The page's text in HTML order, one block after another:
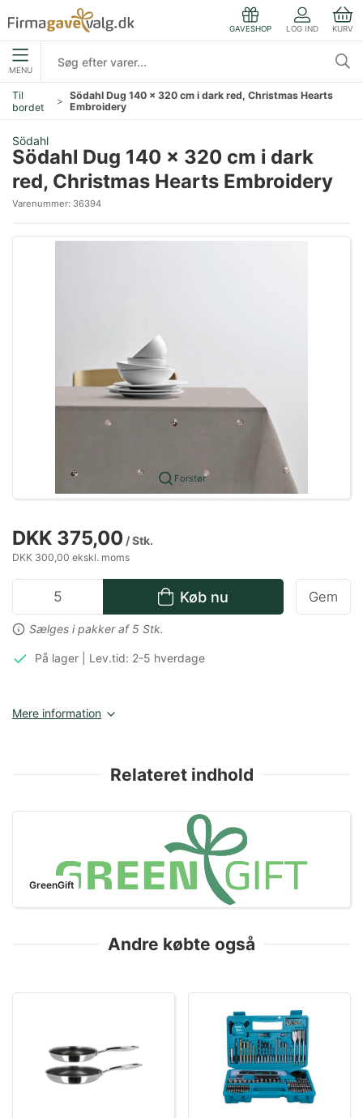
GAVESHOP LOG IND KURV
MENU
Til
bordet
Södahl Dug 140 x 320 cm i dark red, Christmas Hearts
Embroidery
Södahl
Södahl Dug 140 x 320 cm i dark
red, Christmas Hearts Embroidery
Varenummer: 36394
Forstør
DKK 375,00 / Stk.
DKK 300,00 ekskl. moms
Køb nu
Sælges i pakker af 5 Stk.
Gem
På lager | Lev.tid: 2-5 hverdage
Mere information
Relateret indhold
GreenGift
Andre købte også